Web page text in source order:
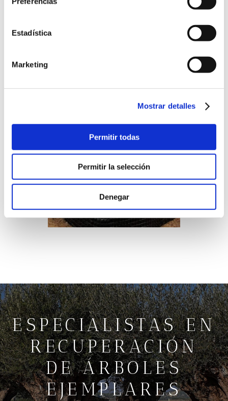
Estadística
Marketing
Mostrar detalles
Permitir todas
Permitir la selección
Denegar
ESPECIALISTAS EN
RECUPERACIÓN
DE ÁRBOLES
EJEMPLARES